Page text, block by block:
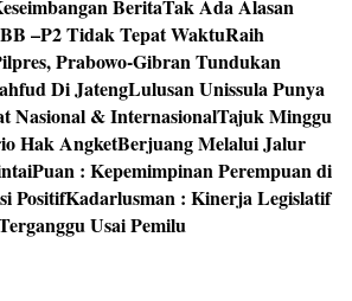
BeritaTak Ada Alasan
–P2 Tidak Tepat WaktuRaih
Prabowo-Gibran Tundukan
Di JatengLulusan Unissula Punya
Nasional & InternasionalTajuk Minggu
Hak AngketBerjuang Melalui Jalur
Puan : Kepemimpinan Perempuan di
PositifKadarlusman : Kinerja Legislatif
Usai Pemilu